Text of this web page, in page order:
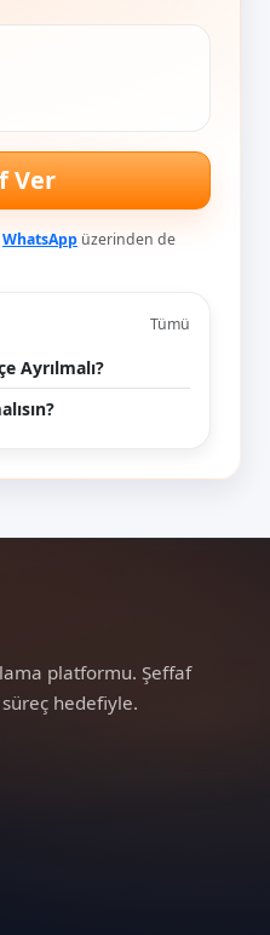
Ver
WhatsApp üzerinden de
Tümü
Ayrılmalı?
platformu. Şeffaf
hedefiyle.